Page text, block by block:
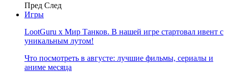
Пред След
Игры
LootGuru x Мир Танков. В нашей игре стартовал ивент с
уникальным лутом!
Что посмотреть в августе: лучшие фильмы, сериалы и
аниме месяца